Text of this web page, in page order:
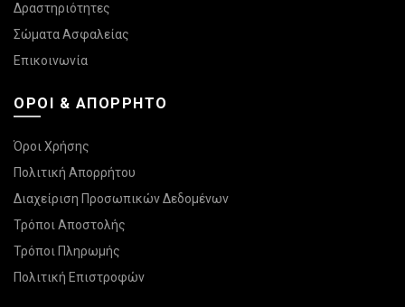
Δραστηριότητες
Σώματα Ασφαλείας
Επικοινωνία
ΌΡΟΙ & ΑΠΌΡΡΗΤΟ
Όροι Χρήσης
Πολιτική Απορρήτου
Διαχείριση Προσωπικών Δεδομένων
Τρόποι Αποστολής
Τρόποι Πληρωμής
Πολιτική Επιστροφών